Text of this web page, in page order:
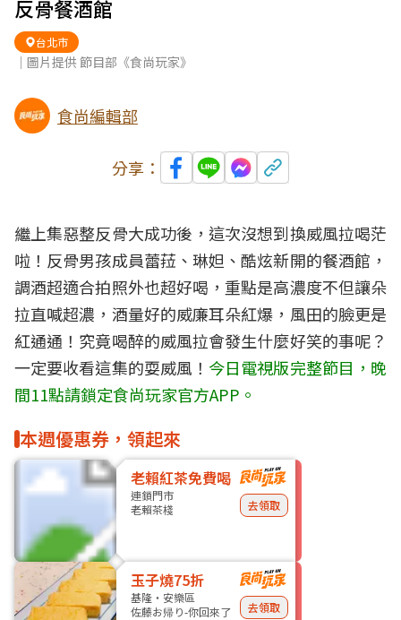
反骨餐酒館
台北市
｜圖片提供 節目部《食尚玩家》
食尚編輯部
分享：
繼上集惡整反骨大成功後，這次沒想到換威風拉喝茫
啦！反骨男孩成員蕾菈、琳妲、酷炫新開的餐酒館，
調酒超適合拍照外也超好喝，重點是高濃度不但讓朵
拉直喊超濃，酒量好的威廉耳朵紅爆，風田的臉更是
紅通通！究竟喝醉的威風拉會發生什麼好笑的事呢？
一定要收看這集的耍威風！ 今日電視版完整節目，晚
間11點請鎖定食尚玩家官方APP。
本週優惠券，領起來
老賴紅茶免費喝
連鎖門市
老賴茶棧
去領取
玉子燒75折
基隆・安樂區
佐藤お帰り-你回來了
去領取